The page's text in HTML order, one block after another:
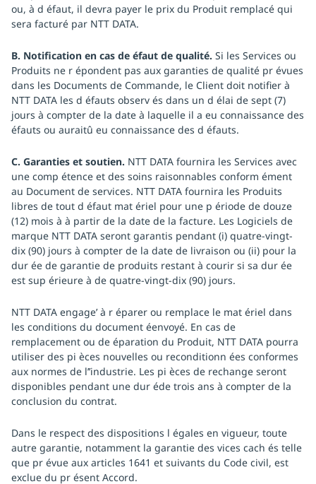
ou, à d éfaut, il devra payer le prix du Produit remplacé qui
sera facturé par NTT DATA.
B. Notification en cas de éfaut de qualité. Si les Services ou
Produits ne r épondent pas aux garanties de qualité pr évues
dans les Documents de Commande, le Client doit notifier à
NTT DATA les d éfauts observ és dans un d élai de sept (7)
jours à compter de la date à laquelle il a eu connaissance des
éfauts ou auraitû eu connaissance des d éfauts.
C. Garanties et soutien. NTT DATA fournira les Services avec
une comp étence et des soins raisonnables conform ément
au Document de services. NTT DATA fournira les Produits
libres de tout d éfaut mat ériel pour une p ériode de douze
(12) mois à à partir de la date de la facture. Les Logiciels de
marque NTT DATA seront garantis pendant (i) quatre-vingt-
dix (90) jours à compter de la date de livraison ou (ii) pour la
dur ée de garantie de produits restant à courir si sa dur ée
est sup érieure à de quatre-vingt-dix (90) jours.
NTT DATA engage’ à r éparer ou remplace le mat ériel dans
les conditions du document éenvoyé. En cas de
remplacement ou de éparation du Produit, NTT DATA pourra
utiliser des pi èces nouvelles ou reconditionn ées conformes
aux normes de l’’industrie. Les pi èces de rechange seront
disponibles pendant une dur éde trois ans à compter de la
conclusion du contrat.
Dans le respect des dispositions l égales en vigueur, toute
autre garantie, notamment la garantie des vices cach és telle
que pr évue aux articles 1641 et suivants du Code civil, est
exclue du pr ésent Accord.